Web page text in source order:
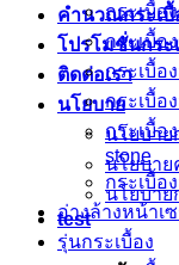
คำนวณกระเบื้
โปรโมชั่นกระ
ติดต่อเรา
นโยบาย
นโยบาย
นโยบาย
นโยบา
test
กระเบื้อ
กระเบื้อ
กระเบื้อ
กระเบื้อ
กระเบื้อ
stone
กระเบื้อ
อ่างล้างหน้าเ
รุ่นกระเบื้อง